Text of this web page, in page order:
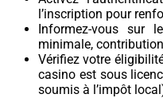
l’inscription pour
Informez-vous sur
minimale,
Vérifiez votre
casino est sous
soumis à l’impôt